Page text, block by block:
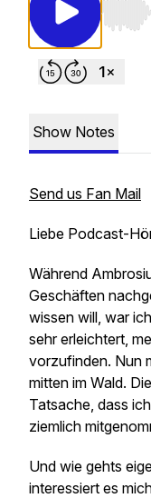
Use
Show Notes
Send us Fan Mail
Liebe Podcast-
Während
Geschäften
wissen will, war
sehr erleichtert,
vorzufinden. Nun
mitten im Wald.
Tatsache, dass
ziemlich
Und wie gehts
interessiert es